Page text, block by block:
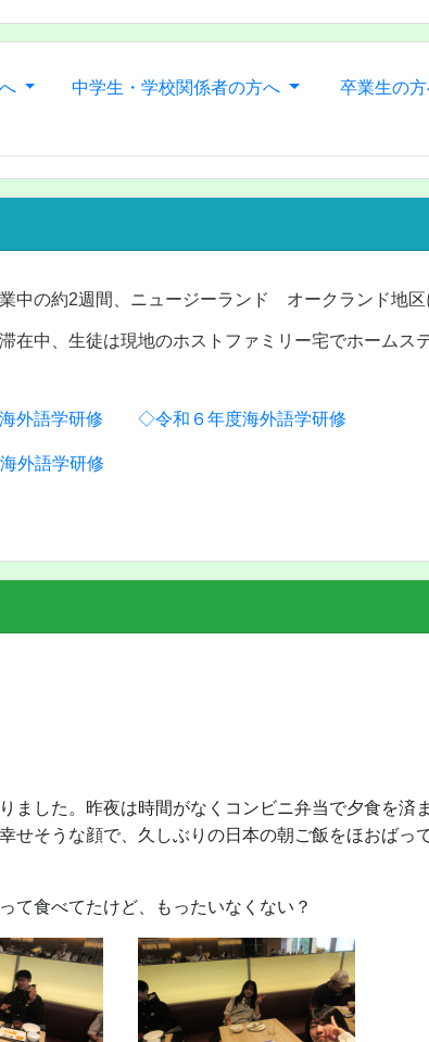
中学生・学校関係者の方へ 卒業生の
中の約2週間、ニュージーランド オークランド地区
在中、生徒は現地のホストファミリー宅でホームス
外語学研修 ◇令和６年度海外語学研修
外語学研修
ました。昨夜は時間がなくコンビニ弁当で夕食を済
せそうな顔で、久しぶりの日本の朝ご飯をほおばっ
て食べてたけど、もったいなくない？